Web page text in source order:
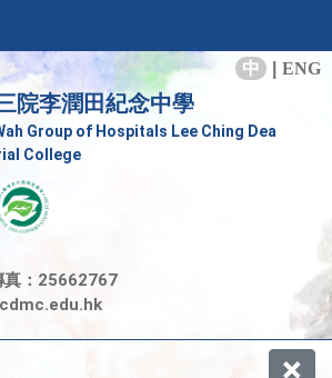
中 ENG
院李潤田紀念中學
Group of Hospitals Lee Ching Dea
College
真：25662767